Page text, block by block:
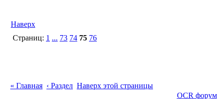
Наверх
Страниц: 1 ... 73 74 75 76
« Главная ‹ Раздел Наверх этой страницы
OCR форум